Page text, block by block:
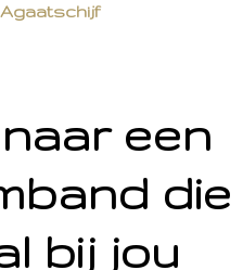
Agaatschijf
een
die
bij jou